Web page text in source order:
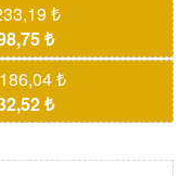
₺
₺
₺
₺